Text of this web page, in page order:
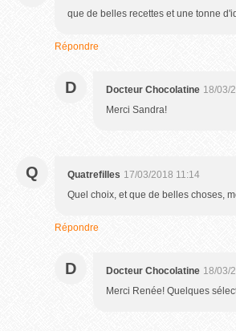
que de belles recettes et une tonne
Répondre
D Docteur Chocolatine 18/03/
Merci Sandra!
Q Quatrefilles 17/03/2018 11:14
Quel choix, et que de belles choses,
Répondre
D Docteur Chocolatine 18/03/
Merci Renée! Quelques